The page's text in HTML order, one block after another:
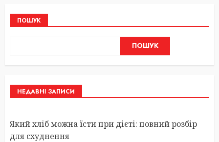
ПОШУК
ПОШУК
НЕДАВНІ ЗАПИСИ
Який хліб можна їсти при дієті: повний розбір
для схуднення